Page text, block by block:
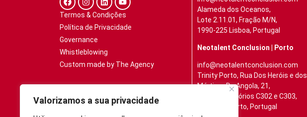
Valorizamos a sua privacidade
Termos & Condições
Política de Privacidade
Governance
Whistleblowing
Custom made by The Agency
Alameda dos Oceanos,
Lote 2.11.01, Fração M/N,
1990-225 Lisboa, Portugal
Neotalent Conclusion | Porto
info@neotalentconclusion.com
Trinity Porto, Rua Dos Heróis e dos
Mártires De Angola, 21,
Piso 3, Escritórios C302 e C303,
4000-285 Porto, Portugal